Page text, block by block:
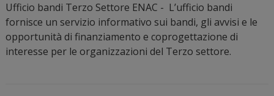
Ufficio bandi Terzo Settore ENAC - L’ufficio bandi
fornisce un servizio informativo sui bandi, gli avvisi e le
opportunità di finanziamento e coprogettazione di
interesse per le organizzazioni del Terzo settore.